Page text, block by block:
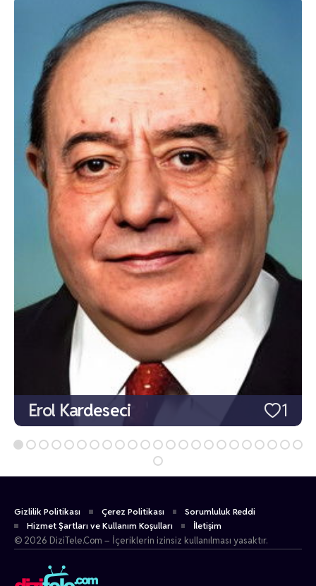
1
Erol Kardeseci
Gizlilik Politikası Çerez Politikası
Sorumluluk Reddi
Hizmet Şartları ve Kullanım Koşulları
İletişim
© 2026 DiziTele.Com – İçeriklerin izinsiz kullanılması yasaktır.